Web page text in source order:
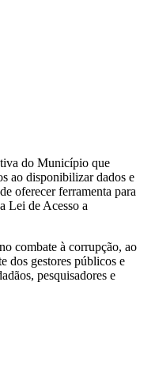
do Município que
ao disponibilizar dados e
oferecer ferramenta para
Lei de Acesso a
combate à corrupção, ao
dos gestores públicos e
pesquisadores e